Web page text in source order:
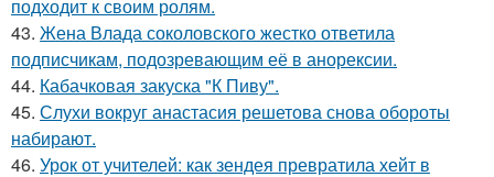
подходит к своим ролям.
43. Жена Влада соколовского жестко ответила
подписчикам, подозревающим её в анорексии.
44. Кабачковая закуска "К Пиву".
45. Слухи вокруг анастасия решетова снова обороты
набирают.
46. Урок от учителей: как зендея превратила хейт в